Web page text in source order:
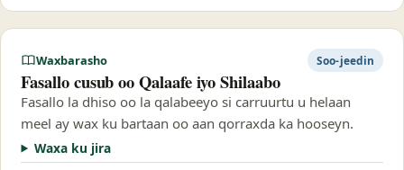
Waxbarasho Soo-jeedin
Fasallo cusub oo Qalaafe iyo Shilaabo
Fasallo la dhiso oo la qalabeeyo si carruurtu u helaan
meel ay wax ku bartaan oo aan qorraxda ka hooseyn.
Waxa ku jira